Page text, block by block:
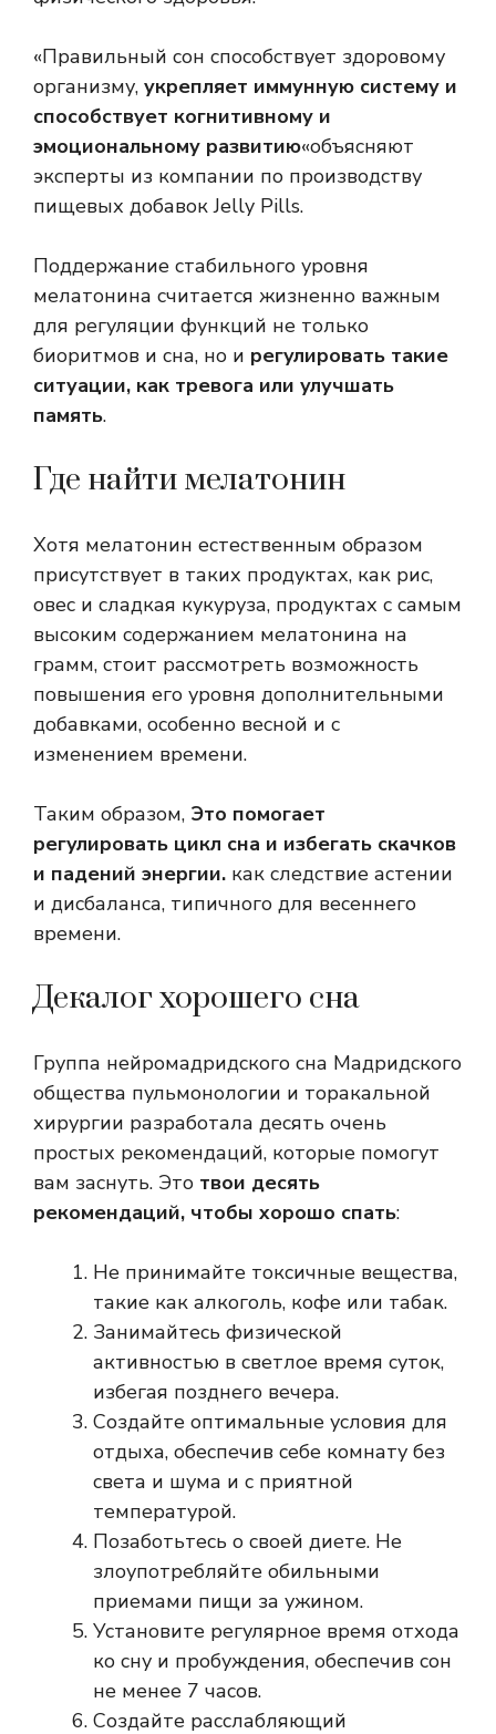
«Правильный сон способствует здоровому
организму, укрепляет иммунную систему и
способствует когнитивному и
эмоциональному развитию«объясняют
эксперты из компании по производству
пищевых добавок Jelly Pills.
Поддержание стабильного уровня
мелатонина считается жизненно важным
для регуляции функций не только
биоритмов и сна, но и регулировать такие
ситуации, как тревога или улучшать
память.
Где найти мелатонин
Хотя мелатонин естественным образом
присутствует в таких продуктах, как рис,
овес и сладкая кукуруза, продуктах с самым
высоким содержанием мелатонина на
грамм, стоит рассмотреть возможность
повышения его уровня дополнительными
добавками, особенно весной и с
изменением времени.
Таким образом, Это помогает
регулировать цикл сна и избегать скачков
и падений энергии. как следствие астении
и дисбаланса, типичного для весеннего
времени.
Декалог хорошего сна
Группа нейромадридского сна Мадридского
общества пульмонологии и торакальной
хирургии разработала десять очень
простых рекомендаций, которые помогут
вам заснуть. Это твои десять
рекомендаций, чтобы хорошо спать:
Не принимайте токсичные вещества,
такие как алкоголь, кофе или табак.
Занимайтесь физической
активностью в светлое время суток,
избегая позднего вечера.
Создайте оптимальные условия для
отдыха, обеспечив себе комнату без
света и шума и с приятной
температурой.
Позаботьтесь о своей диете. Не
злоупотребляйте обильными
приемами пищи за ужином.
Установите регулярное время отхода
ко сну и пробуждения, обеспечив сон
не менее 7 часов.
Создайте расслабляющий